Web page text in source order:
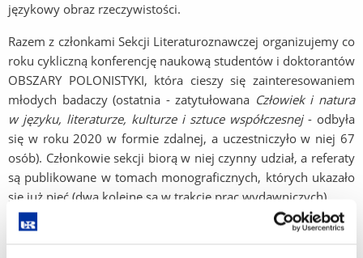
językowy obraz rzeczywistości.
Razem z członkami Sekcji Literaturoznawczej organizujemy co
roku cykliczną konferencję naukową studentów i doktorantów
OBSZARY POLONISTYKI, która cieszy się zainteresowaniem
młodych badaczy (ostatnia - zatytułowana Człowiek i natura
w języku, literaturze, kulturze i sztuce współczesnej- odbyła
się w roku 2020 w formie zdalnej, a uczestniczyło w niej 67
osób). Członkowie sekcji biorą w niej czynny udział, a referaty
są publikowane w tomach monograficznych, których ukazało
się już pięć (dwa kolejne są w trakcie prac wydawniczych).
Przygotowujemy także teksty dyktanda uniwersyteckiego,